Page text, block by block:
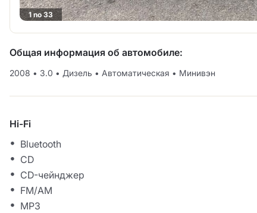
1 no 33
Общая информация об автомобиле:
2008 • 3.0 • Дизель • Автоматическая • Минивэн
Hi-Fi
Bluetooth
CD
CD-чейнджер
FM/AM
MP3